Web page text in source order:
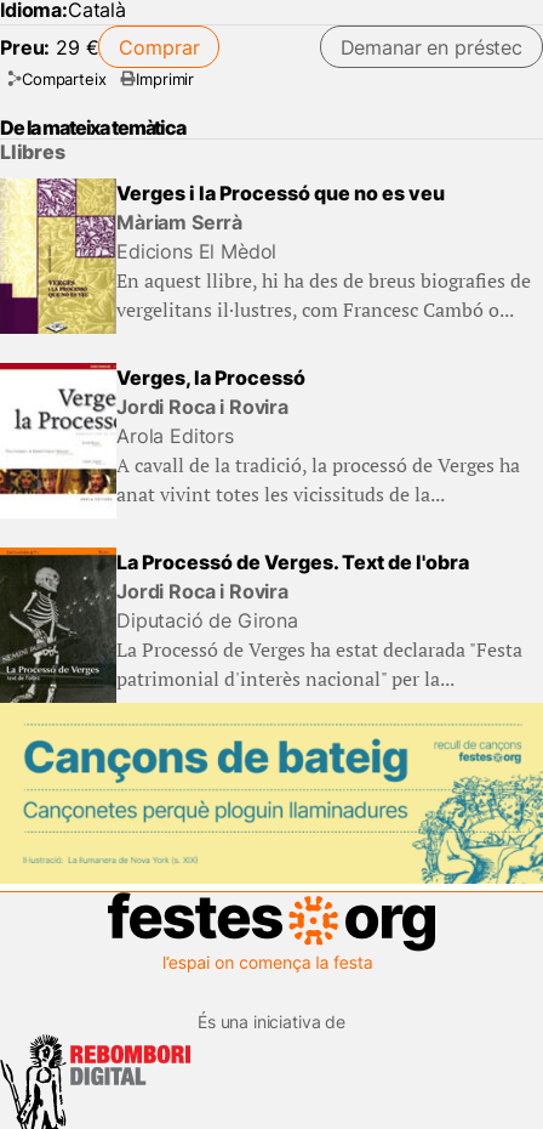
Idioma:Català
Preu: 29 € Comprar Demanar en préstec
Comparteix Imprimir
De la mateixa temàtica
Llibres
Verges i la Processó que no es veu
Màriam Serrà
Edicions El Mèdol
En aquest llibre, hi ha des de breus biografies de
vergelitans il·lustres, com Francesc Cambó o...
Verges, la Processó
Jordi Roca i Rovira
Arola Editors
A cavall de la tradició, la processó de Verges ha
anat vivint totes les vicissituds de la...
La Processó de Verges. Text de l'obra
Jordi Roca i Rovira
Diputació de Girona
La Processó de Verges ha estat declarada "Festa
patrimonial d'interès nacional" per la...
És una iniciativa de